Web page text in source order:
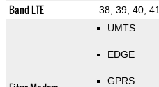
Band LTE 38, 39, 40, 41
UMTS
EDGE
GPRS